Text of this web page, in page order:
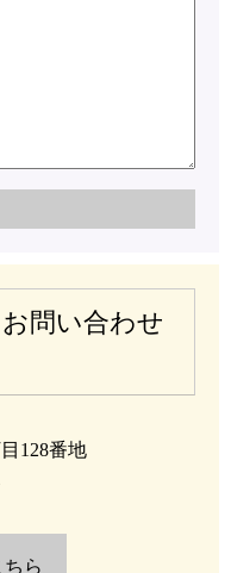
問い合わせ
128番地
ら